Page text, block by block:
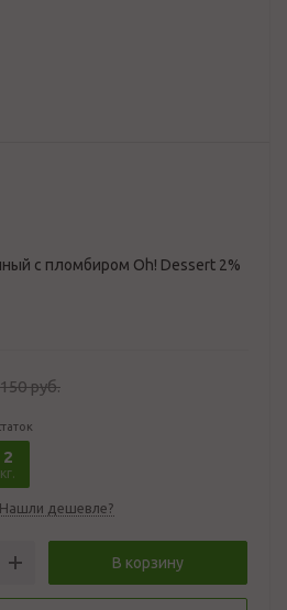
с пломбиром Oh! Dessert 2%
150руб.
25
сек.
2
кг.
Нашли дешевле?
В корзину